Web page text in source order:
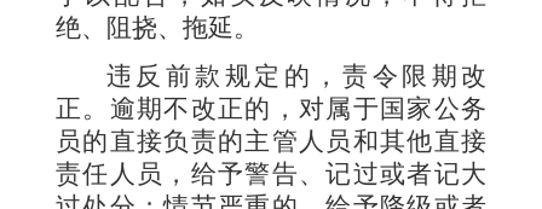
绝、阻挠、拖延。
违反前款规定的，责令限期改
正。逾期不改正的，对属于国家公务
员的直接负责的主管人员和其他直接
责任人员，给予警告、记过或者记大